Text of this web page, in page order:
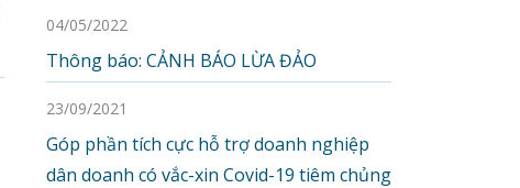
04/05/2022
Thông báo: CẢNH BÁO LỪA ĐẢO
23/09/2021
Góp phần tích cực hỗ trợ doanh nghiệp
dân doanh có vắc-xin Covid-19 tiêm chủng